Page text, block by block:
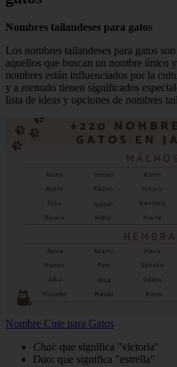
Nombres tailandeses para gatos
Los nombres tailandeses para gatos
aquellos que buscan un nombre único
nombres están influenciados por la
y a menudo tienen significados
lista de ideas y opciones de nombres
Nombre Cute para Gatos
Chai: que significa "victoria"
Dao: que significa "estrella"